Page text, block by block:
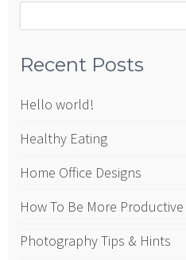
Recent Posts
Hello world!
Healthy Eating
Home Office Designs
How To Be More Productive
Photography Tips & Hints